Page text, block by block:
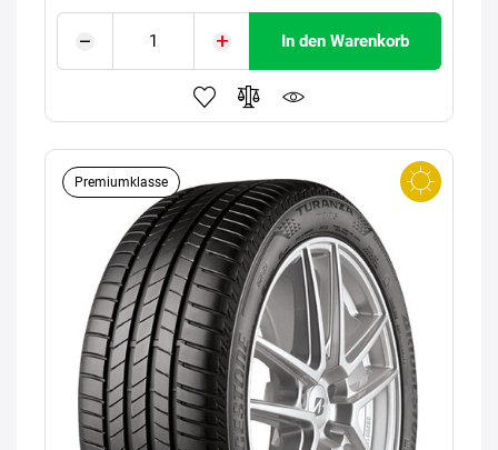
In den Warenkorb
Premiumklasse